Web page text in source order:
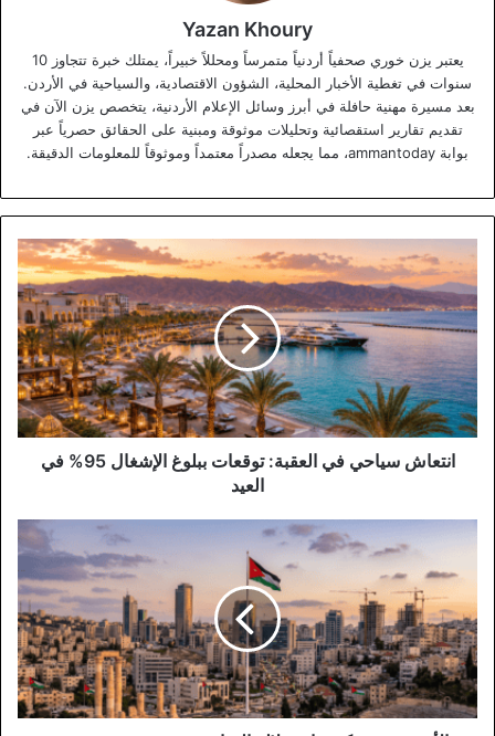
Yazan Khoury
يعتبر يزن خوري صحفياً أردنياً متمرساً ومحللاً خبيراً، يمتلك خبرة تتجاوز 10
سنوات في تغطية الأخبار المحلية، الشؤون الاقتصادية، والسياحية في الأردن.
بعد مسيرة مهنية حافلة في أبرز وسائل الإعلام الأردنية، يتخصص يزن الآن في
تقديم تقارير استقصائية وتحليلات موثوقة ومبنية على الحقائق حصرياً عبر
بوابة ammantoday، مما يجعله مصدراً معتمداً وموثوقاً للمعلومات الدقيقة.
انتعاش
سياحي
في
العقبة:
توقعات
ببلوغ
الإشغال
95%
في
العيد
انتعاش سياحي في العقبة: توقعات ببلوغ الإشغال 95% في
العيد
الأردن
ذكرى
استقلاله
الثمانين
بمسيرة
مستمرة
من
التحديث